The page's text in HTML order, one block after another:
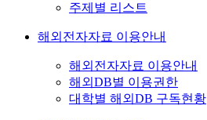
주제별 리스트
해외전자자료 이용안내
해외전자자료 이용안내
해외DB별 이용권한
대학별 해외DB 구독현황